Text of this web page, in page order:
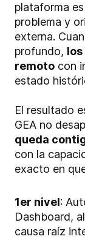
plataforma
problema y
externa.
profundo, los
remoto con
estado
El resultado
GEA no
queda
con la
exacto en
1er nivel:
Dashboard,
causa raíz